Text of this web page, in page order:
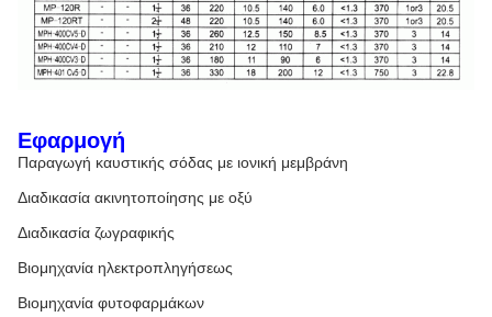
Εφαρμογή
Παραγωγή καυστικής σόδας με ιονική μεμβράνη
Διαδικασία ακινητοποίησης με οξύ
Διαδικασία ζωγραφικής
Βιομηχανία ηλεκτροπληγήσεως
Βιομηχανία φυτοφαρμάκων